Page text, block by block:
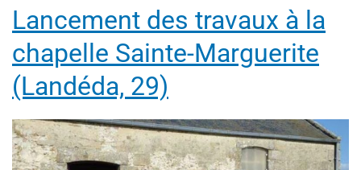
Lancement des travaux à la
chapelle Sainte-Marguerite
(Landéda, 29)